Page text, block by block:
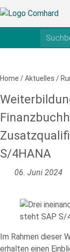
Home /Aktuelles /
S/4HANA
06. Juni 2024
Im Rahmen dieser
erhalten einen